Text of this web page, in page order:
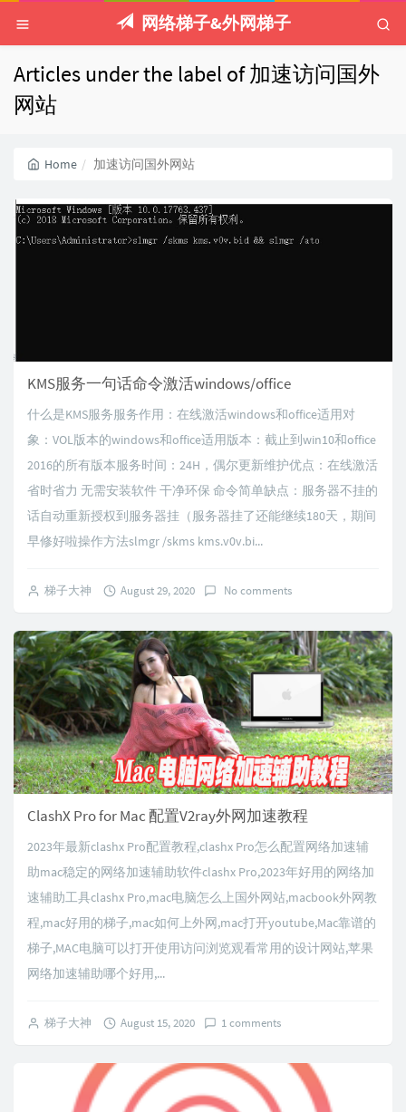
网络梯子&外网梯子
Articles under the label of 加速访问国外
网站
Home 加速访问国外网站
KMS服务一句话命令激活windows/office
什么是KMS服务服务作用：在线激活windows和office适用对
象：VOL版本的windows和office适用版本：截止到win10和office
2016的所有版本服务时间：24H，偶尔更新维护优点：在线激活
省时省力 无需安装软件 干净环保 命令简单缺点：服务器不挂的
话自动重新授权到服务器挂（服务器挂了还能继续180天，期间
早修好啦操作方法slmgr /skms kms.v0v.bi...
梯子大神 August 29, 2020 No comments
ClashX Pro for Mac 配置V2ray外网加速教程
2023年最新clashx Pro配置教程,clashx Pro怎么配置网络加速辅
助mac稳定的网络加速辅助软件clashx Pro,2023年好用的网络加
速辅助工具clashx Pro,mac电脑怎么上国外网站,macbook外网教
程,mac好用的梯子,mac如何上外网,mac打开youtube,Mac靠谱的
梯子,MAC电脑可以打开使用访问浏览观看常用的设计网站,苹果
网络加速辅助哪个好用,...
梯子大神 August 15, 2020 1 comments